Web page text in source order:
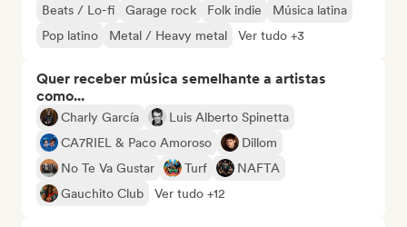
Beats / Lo-fi Garage rock Folk indie
Música latina
Pop latino
Metal / Heavy metal Ver tudo +3
Quer receber música semelhante a artistas
como...
Charly García
Luis Alberto Spinetta
CA7RIEL & Paco Amoroso
Dillom
No Te Va Gustar
Turf
NAFTA
Gauchito Club
Ver tudo +12